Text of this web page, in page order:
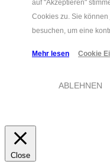
auf "Akzeptieren"
Cookies zu. Sie
besuchen, um eine
Mehr lesen Cookie
ABLEHNEN
Close